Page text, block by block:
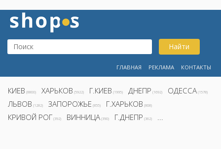
Найти
ГЛАВНАЯ РЕКЛАМА КОНТАКТЫ
КИЕВ (8800) ХАРЬКОВ (5922) Г.КИЕВ (1995) ДНЕПР (1692) ОДЕССА (1578)
ЛЬВОВ (1282) ЗАПОРОЖЬЕ (855) Г.ХАРЬКОВ (808)
КРИВОЙ РОГ (392) ВИННИЦА (390) Г.ДНЕПР (362) ...